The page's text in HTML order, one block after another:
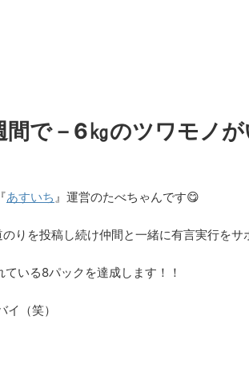
で－6㎏のツワモノ
あすいち 』運営のたべちゃんです😋
りを投稿し続け仲間と一緒に有言実行をサ
いる8パックを達成します！！
（笑）